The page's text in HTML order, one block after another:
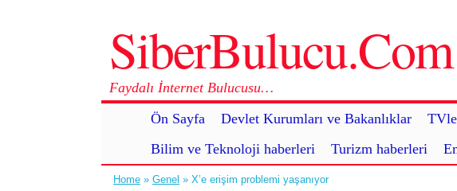
SiberBulucu.Com
Faydalı İnternet Bulucusu…
Ön Sayfa
Devlet Kurumları ve Bakanlıklar
Bilim ve Teknoloji haberleri
Turizm haberleri
Home » Genel » X’e erişim problemi yaşanıyor